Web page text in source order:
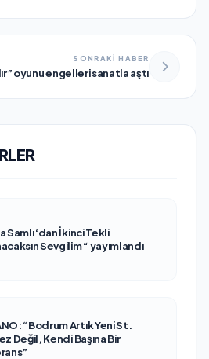
SONRAKİ HABER
oyunu engelleri sanatla aştı
Samlı ‘dan İkinci Tekli
Sevgilim “ yayımlandı
“Bodrum Artık Yeni St.
Değil, Kendi Başına Bir